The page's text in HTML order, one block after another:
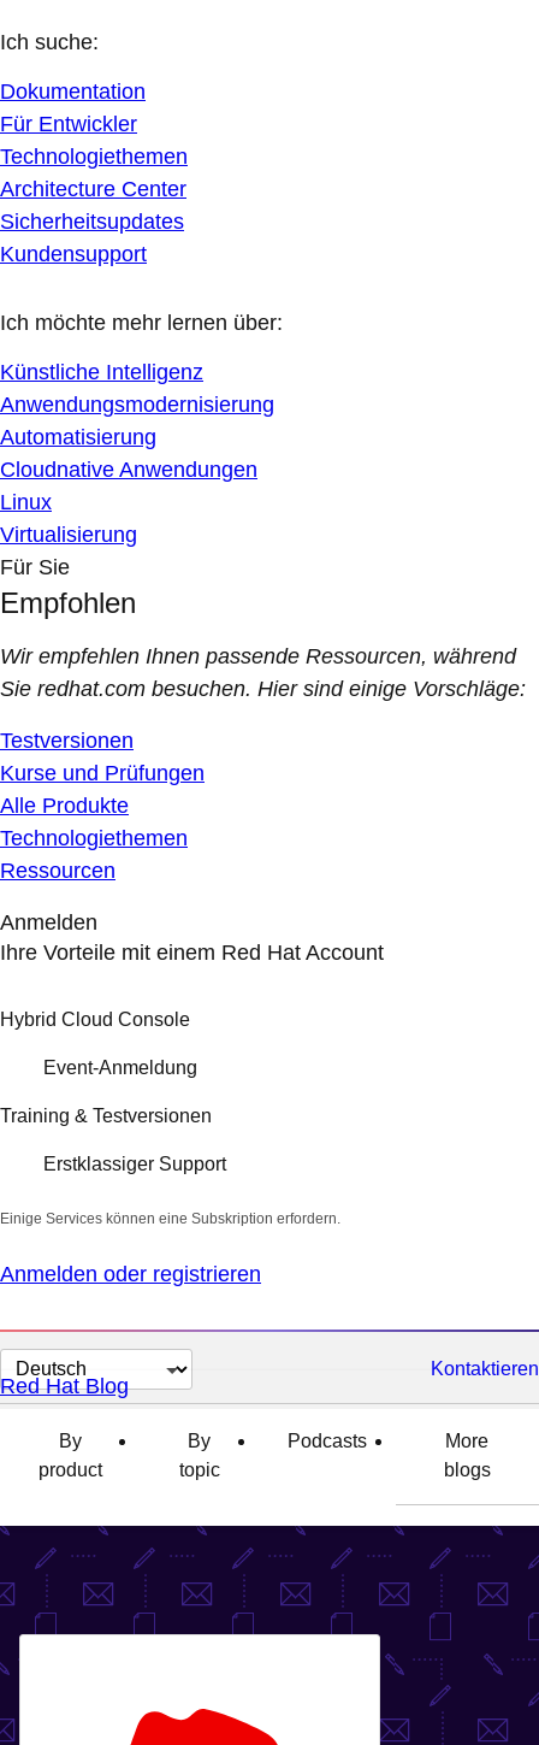
Ich suche:
Dokumentation
Für Entwickler
Technologiethemen
Architecture Center
Sicherheitsupdates
Kundensupport
Ich möchte mehr lernen über:
Künstliche Intelligenz
Anwendungsmodernisierung
Automatisierung
Cloudnative Anwendungen
Linux
Virtualisierung
Für Sie
Empfohlen
Wir empfehlen Ihnen passende Ressourcen, während
Sie redhat.com besuchen. Hier sind einige Vorschläge:
Testversionen
Kurse und Prüfungen
Alle Produkte
Technologiethemen
Ressourcen
Anmelden
Ihre Vorteile mit einem Red Hat Account
Hybrid Cloud Console
Event-Anmeldung
Training & Testversionen
Erstklassiger Support
Einige Services können eine Subskription erfordern.
Anmelden oder registrieren
Sprache
auswählen
Kontaktieren
Red Hat Blog
By
product
By
topic
Podcasts
More
blogs